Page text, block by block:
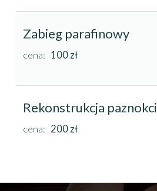
Zabieg parafinowy
cena: 100 zł
Rekonstrukcja paznokci
cena: 200 zł